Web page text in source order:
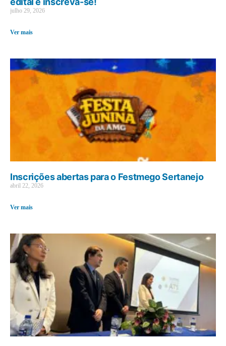
julho 29, 2026
Ver mais
Inscrições abertas para o Festmego Sertanejo
abril 22, 2026
Ver mais